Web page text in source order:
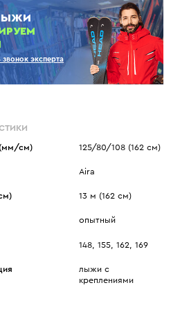
Wind X-Treme
X-Bionic
X-Socks
Zanier
Zerorh+
звонок эксперта
(мм/см) 125/80/108 (162 см)
Aira
13 м (162 см)
опытный
148, 155, 162, 169
лыжи с
креплениями